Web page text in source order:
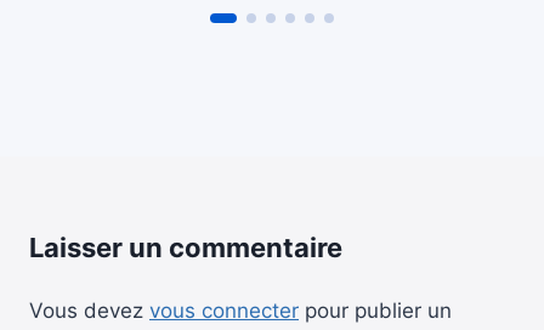
Laisser un commentaire
Vous devez vous connecter pour publier un